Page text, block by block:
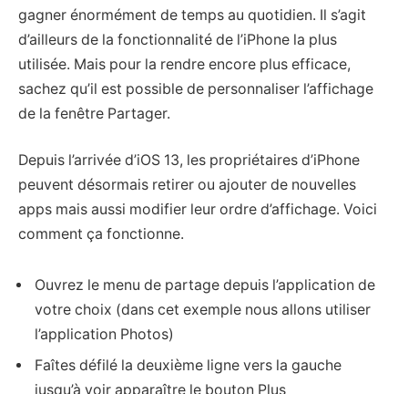
gagner énormément de temps au quotidien. Il s’agit
d’ailleurs de la fonctionnalité de l’iPhone la plus
utilisée. Mais pour la rendre encore plus efficace,
sachez qu’il est possible de personnaliser l’affichage
de la fenêtre Partager.
Depuis l’arrivée d’iOS 13, les propriétaires d’iPhone
peuvent désormais retirer ou ajouter de nouvelles
apps mais aussi modifier leur ordre d’affichage. Voici
comment ça fonctionne.
Ouvrez le menu de partage depuis l’application de
votre choix (dans cet exemple nous allons utiliser
l’application Photos)
Faîtes défilé la deuxième ligne vers la gauche
jusqu’à voir apparaître le bouton Plus